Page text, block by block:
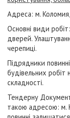
Адреса: м.
Основні види
дверей.
черепиці.
Підрядники
будівельних робіт
складності.
Тендерну
такою адресою: м.